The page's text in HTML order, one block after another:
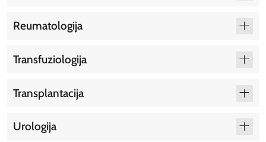
Reumatologija
Transfuziologija
Transplantacija
Urologija